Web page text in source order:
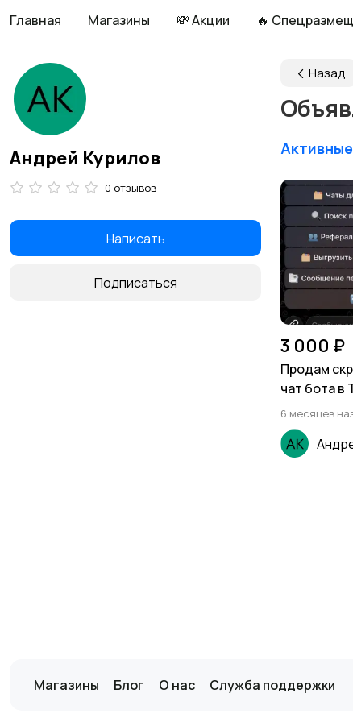
Главная Магазины 💸 Акции 🔥
Андрей Курилов
0 отзывов
Написать
Подписаться
Назад
Активные
3 000 ₽
Продам
чат бота в
6 месяцев
Магазины Блог О нас Служба поддержки